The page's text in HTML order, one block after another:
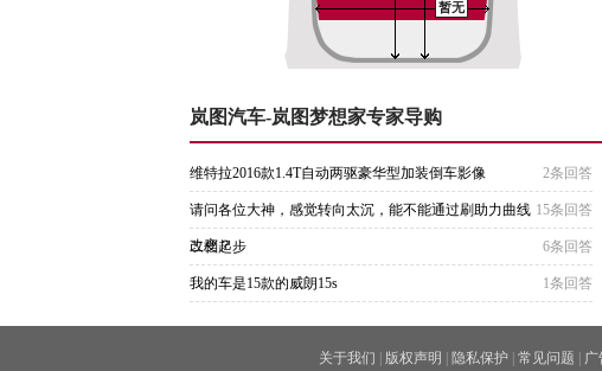
暂无
岚图汽车-岚图梦想家专家导购
2条回答
维特拉2016款1.4T自动两驱豪华型加装倒车影像
15条回答
请问各位大神，感觉转向太沉，能不能通过刷助力曲线
改变？ 6条回答
二档起步
1条回答
我的车是15款的威朗15s
关于我们 版权声明 隐私保护 常见问题 广